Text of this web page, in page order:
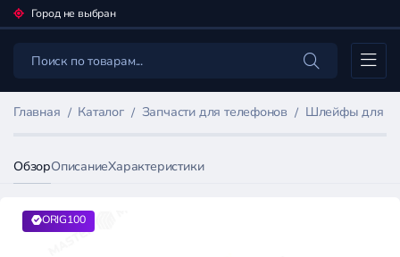
Город не выбран
Каталог
Главная Каталог Запчасти для телефонов Шлейфы для
ОбзорОписаниеХарактеристики
ORIG100